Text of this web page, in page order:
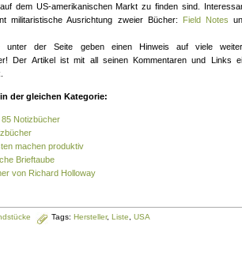
dem US-amerikanischen Markt zu finden sind.
militaristische Ausrichtung zweier Bücher: Field Notes
unter der Seite geben einen Hinweis auf viele
Der Artikel ist mit all seinen Kommentaren und Links
der gleichen Kategorie:
Notizbücher
machen produktiv
Brieftaube
von Richard Holloway
Tags: Hersteller, Liste USA